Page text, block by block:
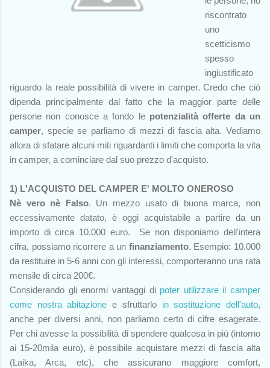
riscontrato
uno
scetticismo
spesso
ingiustificato
riguardo la reale possibilità di vivere in camper. Credo che ciò
dipenda principalmente dal fatto che la maggior parte delle
persone non conosce a fondo lepotenzialità offerte da un
camper, specie se parliamo di mezzi di fascia alta. Vediamo
allora di sfatare alcuni miti riguardanti i limiti che comporta la vita
in camper, a cominciare dal suo prezzo d'acquisto.
1) L'ACQUISTO DEL CAMPER E' MOLTO ONEROSO
Nè vero nè Falso. Un mezzo usato di buona marca, non
eccessivamente datato, è oggi acquistabile a partire da un
importo di circa 10.000 euro. Se non disponiamo dell'intera
cifra, possiamo ricorrere a un finanziamento. Esempio: 10.000
da restituire in 5-6 anni con gli interessi, comporteranno una rata
mensile di circa 200€.
Considerando gli enormi vantaggi di poter utilizzare il camper
come nostra abitazione e sfruttarlo in sostituzione dell'auto,
anche per diversi anni, non parliamo certo di cifre esagerate.
Per chi avesse la possibilità di spendere qualcosa in più (intorno
ai 15-20mila euro), è possibile acquistare mezzi di fascia alta
(Laika, Arca, etc), che assicurano maggiore comfort,